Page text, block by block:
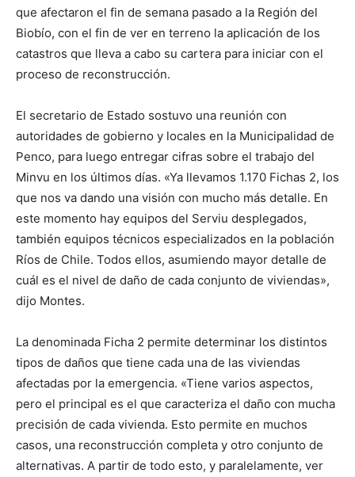
que afectaron el fin de semana pasado a la Región del
Biobío, con el fin de ver en terreno la aplicación de los
catastros que lleva a cabo su cartera para iniciar con el
proceso de reconstrucción.
El secretario de Estado sostuvo una reunión con
autoridades de gobierno y locales en la Municipalidad de
Penco, para luego entregar cifras sobre el trabajo del
Minvu en los últimos días. «Ya llevamos 1.170 Fichas 2, los
que nos va dando una visión con mucho más detalle. En
este momento hay equipos del Serviu desplegados,
también equipos técnicos especializados en la población
Ríos de Chile. Todos ellos, asumiendo mayor detalle de
cuál es el nivel de daño de cada conjunto de viviendas»,
dijo Montes.
La denominada Ficha 2 permite determinar los distintos
tipos de daños que tiene cada una de las viviendas
afectadas por la emergencia. «Tiene varios aspectos,
pero el principal es el que caracteriza el daño con mucha
precisión de cada vivienda. Esto permite en muchos
casos, una reconstrucción completa y otro conjunto de
alternativas. A partir de todo esto, y paralelamente, ver